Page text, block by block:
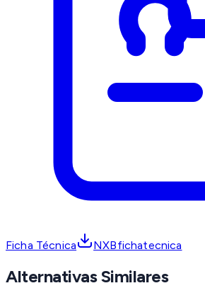
Ficha Técnica NXBfichatecnica
Alternativas Similares